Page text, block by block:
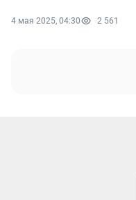
4 мая 2025, 04:30 2 561